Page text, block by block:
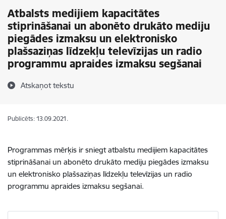
Atbalsts medijiem kapacitātes
stiprināšanai un abonēto drukāto mediju
piegādes izmaksu un elektronisko
plašsaziņas līdzekļu televīzijas un radio
programmu apraides izmaksu segšanai
Atskaņot tekstu
Publicēts: 13.09.2021.
Programmas mērķis ir sniegt atbalstu medijiem kapacitātes
stiprināšanai un abonēto drukāto mediju piegādes izmaksu
un elektronisko plašsaziņas līdzekļu televīzijas un radio
programmu apraides izmaksu segšanai.